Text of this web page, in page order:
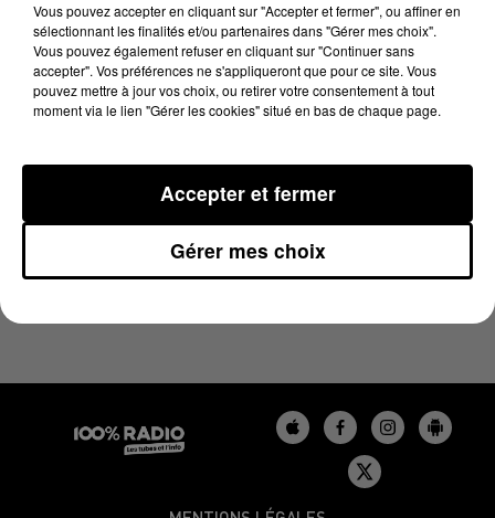
1er avril 2025 - 2 min 14 sec
LES INFOS DU GERS DU 01/04/2025 À 12H00
Vous pouvez accepter en cliquant sur "Accepter et fermer", ou affiner en
sélectionnant les finalités et/ou partenaires dans "Gérer mes choix".
Vous pouvez également refuser en cliquant sur "Continuer sans
accepter". Vos préférences ne s'appliqueront que pour ce site. Vous
pouvez mettre à jour vos choix, ou retirer votre consentement à tout
moment via le lien "Gérer les cookies" situé en bas de chaque page.
Gérer mes choix
Accepter et fermer